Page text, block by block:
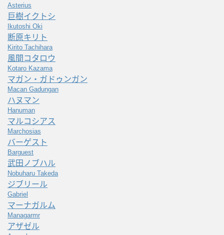
Asterius
巨樹イクトシ
Ikutoshi Oki
断原キリト
Kirito Tachihara
風間コタロウ
Kotaro Kazama
マガン・ガドゥンガン
Macan Gadungan
ハヌマン
Hanuman
マルコシアス
Marchosias
バーゲスト
Barguest
武田ノブハル
Nobuharu Takeda
ジブリール
Gabriel
マーナガルム
Managarmr
アザゼル